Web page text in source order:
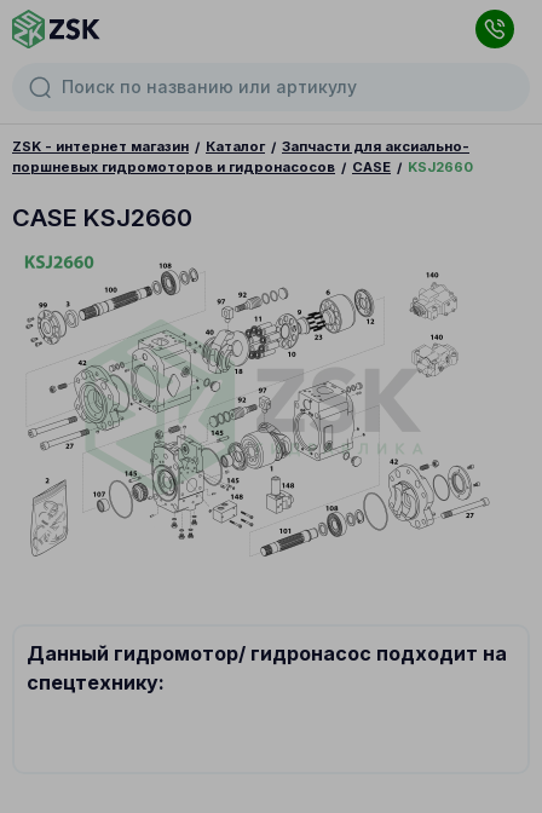
ZSK - интернет магазин Каталог
Запчасти для аксиально-
поршневых гидромоторов и гидронасосов
CASE KSJ2660
CASE KSJ2660
Данный гидромотор/ гидронасос подходит на
спецтехнику: